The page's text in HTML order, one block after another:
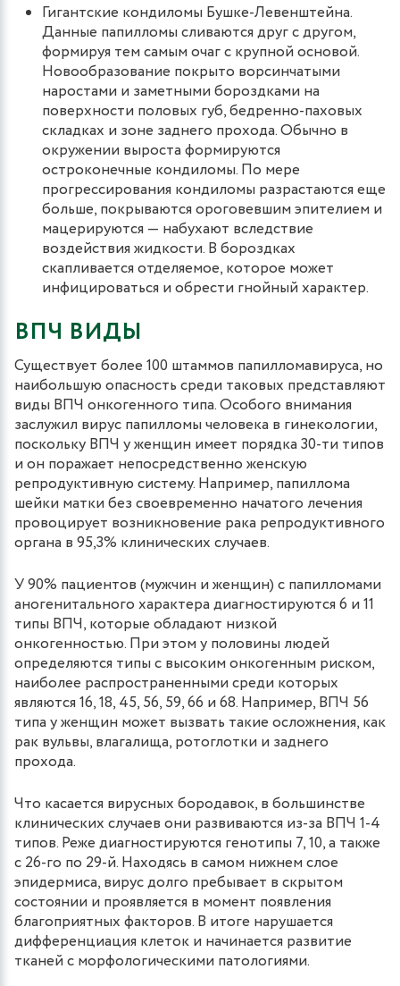
Гигантские кондиломы Бушке-Левенштейна.
Данные папилломы сливаются друг с другом,
формируя тем самым очаг с крупной основой.
Новообразование покрыто ворсинчатыми
наростами и заметными бороздками на
поверхности половых губ, бедренно-паховых
складках и зоне заднего прохода. Обычно в
окружении выроста формируются
остроконечные кондиломы. По мере
прогрессирования кондиломы разрастаются еще
больше, покрываются ороговевшим эпителием и
мацерируются — набухают вследствие
воздействия жидкости. В бороздках
скапливается отделяемое, которое может
инфицироваться и обрести гнойный характер.
ВПЧ ВИДЫ
Существует более 100 штаммов папилломавируса, но
наибольшую опасность среди таковых представляют
виды ВПЧ онкогенного типа. Особого внимания
заслужил вирус папилломы человека в гинекологии,
поскольку ВПЧ у женщин имеет порядка 30-ти типов
и он поражает непосредственно женскую
репродуктивную систему. Например, папиллома
шейки матки без своевременно начатого лечения
провоцирует возникновение рака репродуктивного
органа в 95,3% клинических случаев.
У 90% пациентов (мужчин и женщин) с папилломами
аногенитального характера диагностируются 6 и 11
типы ВПЧ, которые обладают низкой
онкогенностью. При этом у половины людей
определяются типы с высоким онкогенным риском,
наиболее распространенными среди которых
являются 16, 18, 45, 56, 59, 66 и 68. Например, ВПЧ 56
типа у женщин может вызвать такие осложнения, как
рак вульвы, влагалища, ротоглотки и заднего
прохода.
Что касается вирусных бородавок, в большинстве
клинических случаев они развиваются из-за ВПЧ 1-4
типов. Реже диагностируются генотипы 7, 10, а также
с 26-го по 29-й. Находясь в самом нижнем слое
эпидермиса, вирус долго пребывает в скрытом
состоянии и проявляется в момент появления
благоприятных факторов. В итоге нарушается
дифференциация клеток и начинается развитие
тканей с морфологическими патологиями.